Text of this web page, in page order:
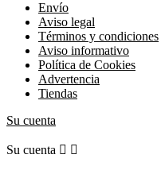
Envío
Aviso legal
Términos y condiciones
Aviso informativo
Política de Cookies
Advertencia
Tiendas
Su cuenta
Su cuenta  